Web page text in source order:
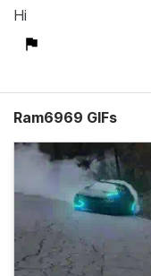
Hi
Ram6969 GIFs